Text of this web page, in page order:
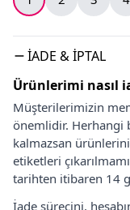
İADE & İPTAL
Ürünlerimi nasıl
Müşterilerimizin
önemlidir. Herhangi
kalmazsan
etiketleri
tarihten itibaren 14
İade sürecini,